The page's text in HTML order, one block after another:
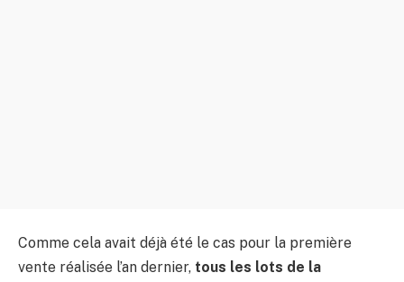
Comme cela avait déjà été le cas pour la première
vente réalisée l’an dernier, tous les lots de la